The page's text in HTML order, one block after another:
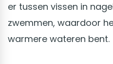
er tussen vissen in
zwemmen, waardoor
warmere wateren bent.